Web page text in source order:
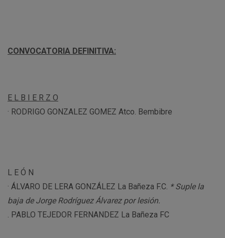
CONVOCATORIA DEFINITIVA:
E L B I E R Z O
· RODRIGO GONZALEZ GOMEZ Atco. Bembibre
L E Ó N
· ÁLVARO DE LERA GONZÁLEZ La Bañeza F.C. * Suple la
baja de Jorge Rodríguez Álvarez por lesión.
. PABLO TEJEDOR FERNANDEZ La Bañeza FC